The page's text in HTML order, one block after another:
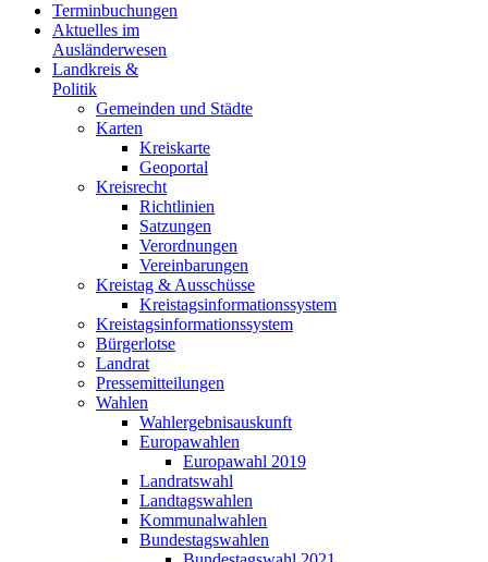
Terminbuchungen
Aktuelles im
Ausländerwesen
Landkreis &
Politik
Gemeinden und Städte
Karten
Kreiskarte
Geoportal
Kreisrecht
Richtlinien
Satzungen
Verordnungen
Vereinbarungen
Kreistag & Ausschüsse
Kreistagsinformationssystem
Kreistagsinformationssystem
Bürgerlotse
Landrat
Pressemitteilungen
Wahlen
Wahlergebnisauskunft
Europawahlen
Europawahl 2019
Landratswahl
Landtagswahlen
Kommunalwahlen
Bundestagswahlen